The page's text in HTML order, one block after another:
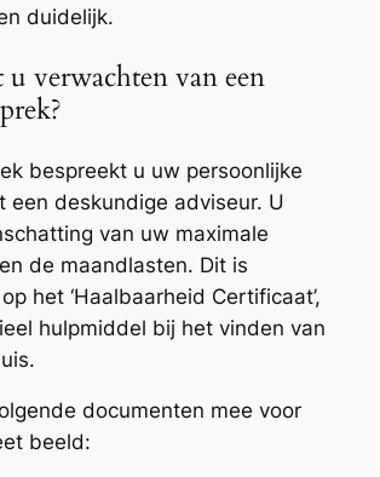
duidelijk.
verwachten van een
bespreekt u uw persoonlijke
een deskundige adviseur. U
van uw maximale
de maandlasten. Dit is
het ‘Haalbaarheid Certificaat’,
hulpmiddel bij het vinden van
documenten mee voor
beeld: